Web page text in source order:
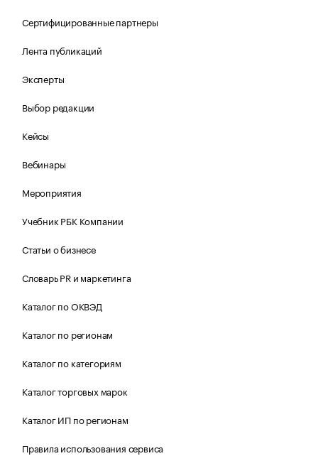
Сертифицированные партнеры
Лента публикаций
Эксперты
Выбор редакции
Кейсы
Вебинары
Мероприятия
Учебник РБК Компании
Статьи о бизнесе
Словарь PR и маркетинга
Каталог по ОКВЭД
Каталог по регионам
Каталог по категориям
Каталог торговых марок
Каталог ИП по регионам
Правила использования сервиса